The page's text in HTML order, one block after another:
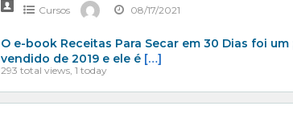
Cursos 08/17/2021
O e-book Receitas Para Secar em 30 Dias foi
vendido de 2019 e ele é […]
293 total views, 1 today